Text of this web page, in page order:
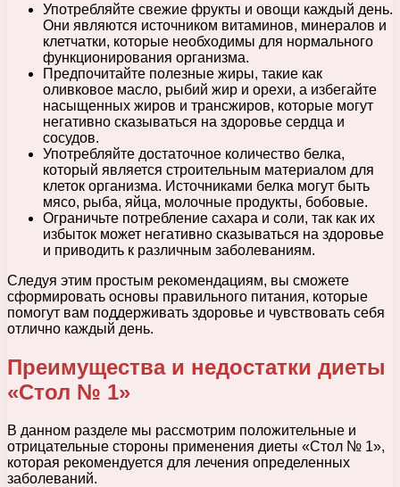
Употребляйте свежие фрукты и овощи каждый день.
Они являются источником витаминов, минералов и
клетчатки, которые необходимы для нормального
функционирования организма.
Предпочитайте полезные жиры, такие как
оливковое масло, рыбий жир и орехи, а избегайте
насыщенных жиров и трансжиров, которые могут
негативно сказываться на здоровье сердца и
сосудов.
Употребляйте достаточное количество белка,
который является строительным материалом для
клеток организма. Источниками белка могут быть
мясо, рыба, яйца, молочные продукты, бобовые.
Ограничьте потребление сахара и соли, так как их
избыток может негативно сказываться на здоровье
и приводить к различным заболеваниям.
Следуя этим простым рекомендациям, вы сможете
сформировать основы правильного питания, которые
помогут вам поддерживать здоровье и чувствовать себя
отлично каждый день.
Преимущества и недостатки диеты
«Стол № 1»
В данном разделе мы рассмотрим положительные и
отрицательные стороны применения диеты «Стол № 1»,
которая рекомендуется для лечения определенных
заболеваний.